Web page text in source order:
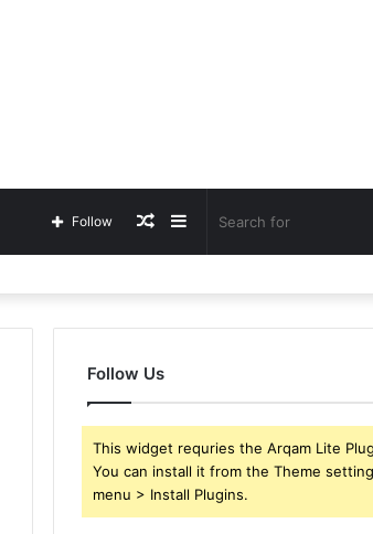
Sidebar
Random
Follow
Follow Us
This widget requries the Arqam Lite
You can install it from the Theme
menu > Install Plugins.